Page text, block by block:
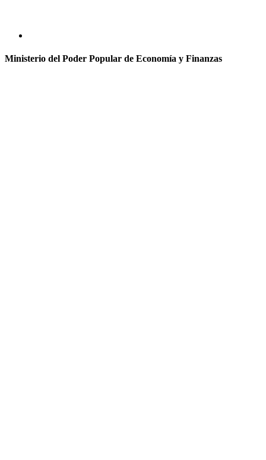
Ministerio del Poder Popular de Economía y Finanzas